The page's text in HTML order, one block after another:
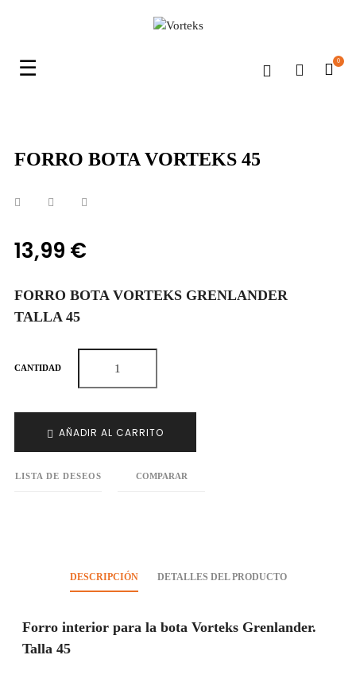
Navegación
☰ 0
FORRO BOTA VORTEKS 45
13,99 €
FORRO BOTA VORTEKS GRENLANDER
TALLA 45
CANTIDAD
AÑADIR AL CARRITO
LISTA DE DESEOS COMPARAR
DESCRIPCIÓN DETALLES DEL PRODUCTO
Forro interior para la bota Vorteks Grenlander.
Talla 45